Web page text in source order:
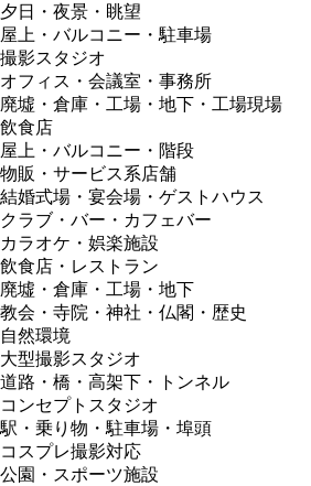
夕日・夜景・眺望
屋上・バルコニー・駐車場
撮影スタジオ
オフィス・会議室・事務所
廃墟・倉庫・工場・地下・工場現場
飲食店
屋上・バルコニー・階段
物販・サービス系店舗
結婚式場・宴会場・ゲストハウス
クラブ・バー・カフェバー
カラオケ・娯楽施設
飲食店・レストラン
廃墟・倉庫・工場・地下
教会・寺院・神社・仏閣・歴史
自然環境
大型撮影スタジオ
道路・橋・高架下・トンネル
コンセプトスタジオ
駅・乗り物・駐車場・埠頭
コスプレ撮影対応
公園・スポーツ施設